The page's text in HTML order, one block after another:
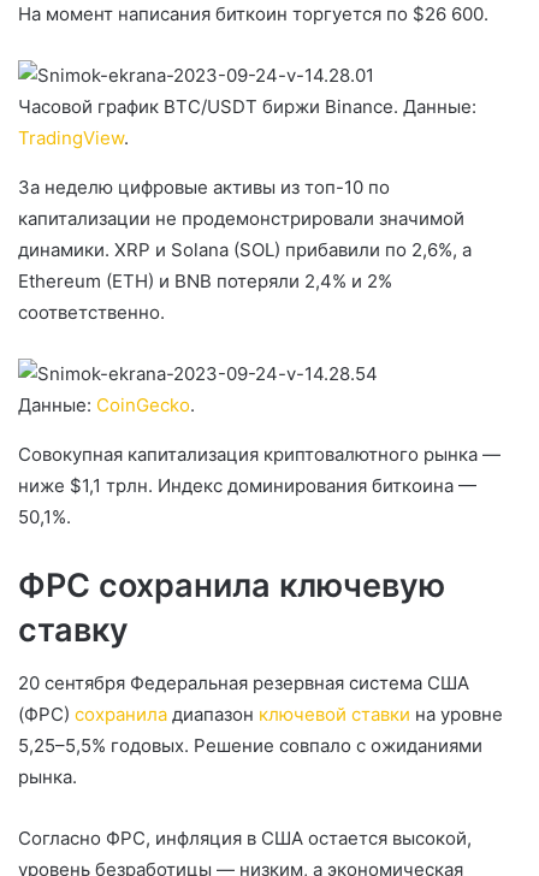
На момент написания биткоин торгуется по $26 600.
Часовой график BTC/USDT биржи Binance. Данные:
TradingView.
За неделю цифровые активы из топ-10 по
капитализации не продемонстрировали значимой
динамики. XRP и Solana (SOL) прибавили по 2,6%, а
Ethereum (ETH) и BNB потеряли 2,4% и 2%
соответственно.
Данные: CoinGecko.
Совокупная капитализация криптовалютного рынка —
ниже $1,1 трлн. Индекс доминирования биткоина —
50,1%.
ФРС сохранила ключевую
ставку
20 сентября Федеральная резервная система США
(ФРС) сохранила диапазон ключевой ставки на уровне
5,25–5,5% годовых. Решение совпало с ожиданиями
рынка.
Согласно ФРС, инфляция в США остается высокой,
уровень безработицы — низким, а экономическая